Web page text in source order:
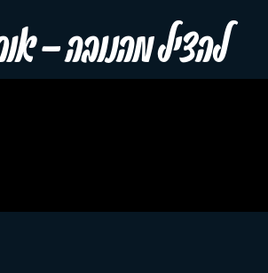
להציל מהנובה –